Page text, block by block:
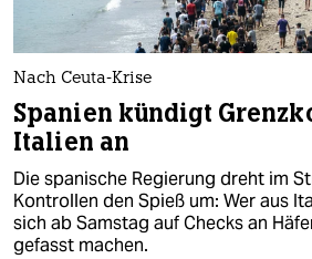
nord
wahrheit
verlag
verlag
veranstaltungen
Nach Ceuta-Krise
Spanien kündigt
Italien an
Die spanische Regierung dreht im
Kontrollen den Spieß um: Wer aus
sich ab Samstag auf Checks an
gefasst machen.